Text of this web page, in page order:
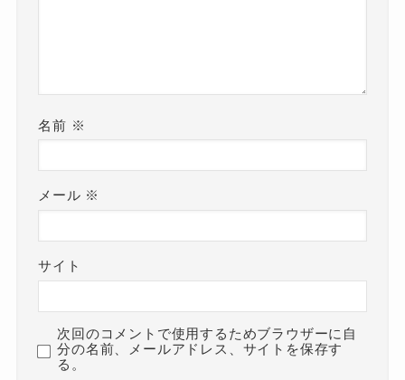
名前 ※
メール ※
サイト
次回のコメントで使用するためブラウザーに自
分の名前、メールアドレス、サイトを保存す
る。